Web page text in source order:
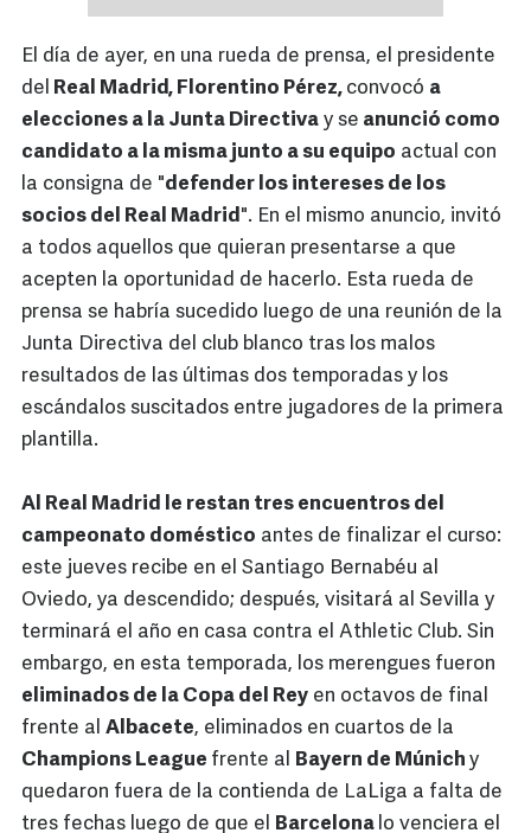
El día de ayer, en una rueda de prensa, el presidente
del Real Madrid, Florentino Pérez, convocó a
elecciones a la Junta Directiva y se anunció como
candidato a la misma junto a su equipo actual con
la consigna de "defender los intereses de los
socios del Real Madrid". En el mismo anuncio, invitó
a todos aquellos que quieran presentarse a que
acepten la oportunidad de hacerlo. Esta rueda de
prensa se habría sucedido luego de una reunión de la
Junta Directiva del club blanco tras los malos
resultados de las últimas dos temporadas y los
escándalos suscitados entre jugadores de la primera
plantilla.
Al Real Madrid le restan tres encuentros del
campeonato doméstico antes de finalizar el curso:
este jueves recibe en el Santiago Bernabéu al
Oviedo, ya descendido; después, visitará al Sevilla y
terminará el año en casa contra el Athletic Club. Sin
embargo, en esta temporada, los merengues fueron
eliminados de la Copa del Rey en octavos de final
frente al Albacete, eliminados en cuartos de la
Champions League frente al Bayern de Múnich y
quedaron fuera de la contienda de LaLiga a falta de
tres fechas luego de que el Barcelona lo venciera el